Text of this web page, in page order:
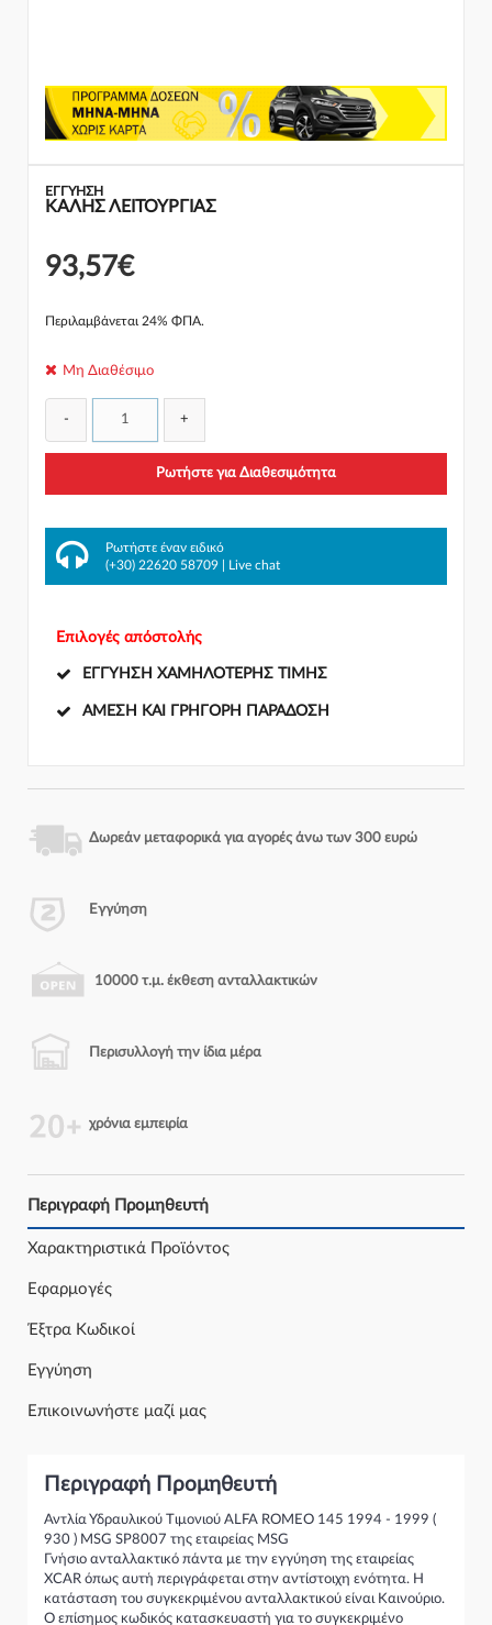
ΕΓΓΎΗΣΗ
ΚΑΛΗΣ ΛΕΙΤΟΥΡΓΙΑΣ
93,57€
Περιλαμβάνεται 24% ΦΠΑ.
Μη Διαθέσιμο
- +
Ρωτήστε για Διαθεσιμότητα
Ρωτήστε έναν ειδικό
(+30) 22620 58709
Live chat
Επιλογές απόστολής
ΕΓΓΎΗΣΗ ΧΑΜΗΛΌΤΕΡΗΣ ΤΙΜΉΣ
ΆΜΕΣΗ ΚΑΙ ΓΡΉΓΟΡΗ ΠΑΡΆΔΟΣΗ
Δωρεάν μεταφορικά για αγορές άνω των 300 ευρώ
Εγγύηση
10000 τ.μ. έκθεση ανταλλακτικών
Περισυλλογή την ίδια μέρα
χρόνια εμπειρία
Περιγραφή Προμηθευτή
Χαρακτηριστικά Προϊόντος
Εφαρμογές
Έξτρα Κωδικοί
Εγγύηση
Επικοινωνήστε μαζί μας
Περιγραφή Προμηθευτή
Αντλία Υδραυλικού Tιμονιού ALFA ROMEO 145 1994 - 1999 (
930 ) MSG SP8007 της εταιρείας MSG
Γνήσιο ανταλλακτικό πάντα με την εγγύηση της εταιρείας
XCAR όπως αυτή περιγράφεται στην αντίστοιχη ενότητα. Η
κατάσταση του συγκεκριμένου ανταλλακτικού είναι Καινούριο.
Ο επίσημος κωδικός κατασκευαστή για το συγκεκριμένο